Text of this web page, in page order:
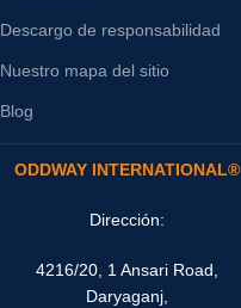
Descargo de responsabilidad
Nuestro mapa del sitio
Blog
ODDWAY INTERNATIONAL®
Dirección:
4216/20, 1 Ansari Road,
Daryaganj,